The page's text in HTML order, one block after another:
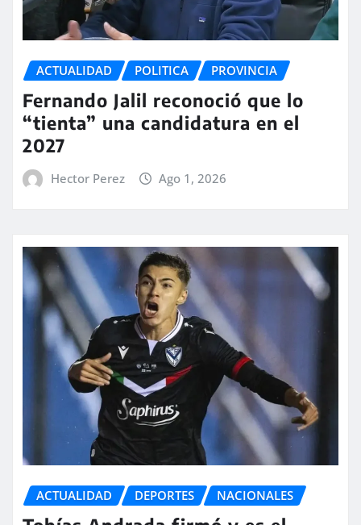
ACTUALIDAD POLITICA PROVINCIA
Fernando Jalil reconoció que lo
“tienta” una candidatura en el
2027
Hector Perez Ago 1, 2026
ACTUALIDAD DEPORTES NACIONALES